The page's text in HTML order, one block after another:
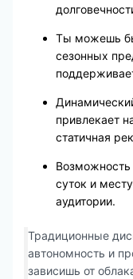
Ты можешь
сезонных
привлекает
статичная
Возможность
суток и
аудитории.
Традиционные
автономность и
зависишь от